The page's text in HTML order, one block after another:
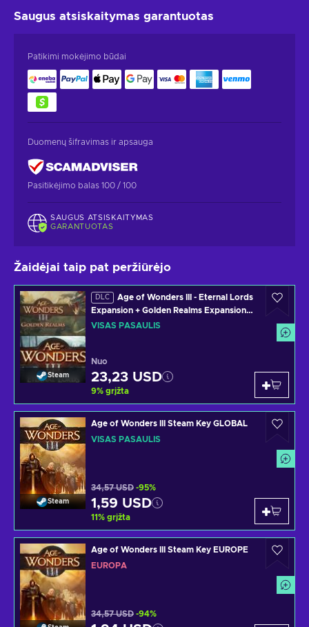
Saugus atsiskaitymas garantuotas
Patikimi mokėjimo būdai
Duomenų šifravimas ir apsauga
Pasitikėjimo balas 100 / 100
SAUGUS ATSISKAITYMAS
GARANTUOTAS
Žaidėjai taip pat peržiūrėjo
Steam
DLC
Age of Wonders III - Eternal Lords
Expansion + Golden Realms Expansion
Pack (DLC) Steam Key GLOBAL
VISAS PASAULIS
Nuo
23,23 USD
9% grįžta
Steam
Age of Wonders III Steam Key GLOBAL
VISAS PASAULIS
34,57 USD -95%
1,59 USD
11% grįžta
Age of Wonders III Steam Key EUROPE
EUROPA
34,57 USD -94%